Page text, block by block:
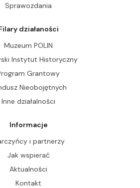
Sprawozdania
działaności
Muzeum POLIN
Instytut Historyczny
Grantowy
Nieobojętnych
Inne działalności
Informacje
i partnerzy
Jak wspierać
Aktualności
Kontakt